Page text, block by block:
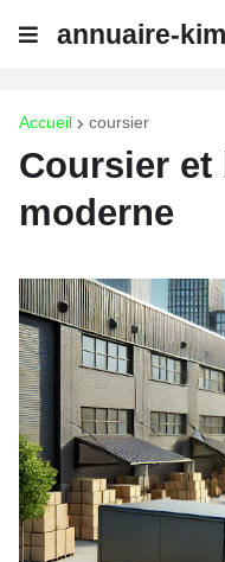
annuaire-
Accueil coursier
Coursier
moderne